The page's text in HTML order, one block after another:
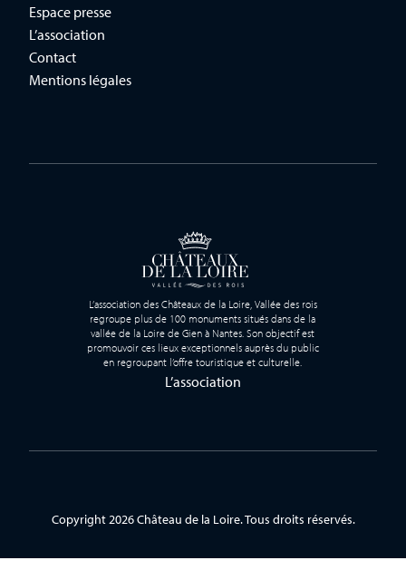
L’association des Châteaux de la Loire, Vallée des rois
regroupe plus de 100 monuments situés dans de la
vallée de la Loire de Gien à Nantes. Son objectif est
promouvoir ces lieux exceptionnels auprès du public
en regroupant l’offre touristique et culturelle.
L’association
Espace presse
L’association
Contact
Mentions légales
Copyright 2026 Château de la Loire. Tous droits réservés.